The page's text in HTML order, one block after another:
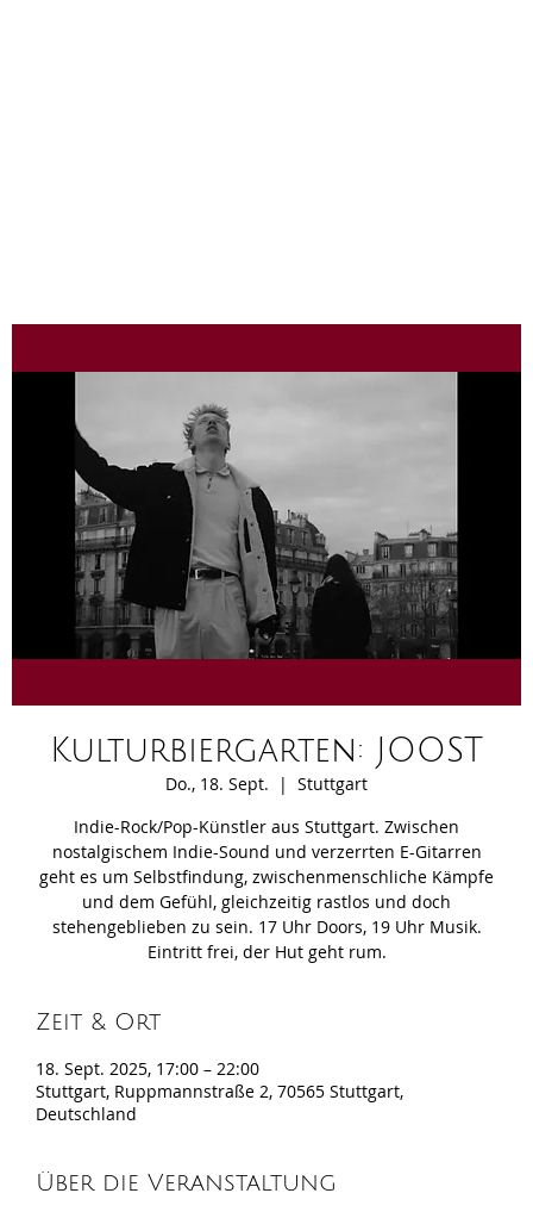
Kulturbiergarten: JOOST
Do., 18. Sept.
  |
Stuttgart
Indie-Rock/Pop-Künstler aus Stuttgart. Zwischen
nostalgischem Indie-Sound und verzerrten E-Gitarren
geht es um Selbstfindung, zwischenmenschliche Kämpfe
und dem Gefühl, gleichzeitig rastlos und doch
stehengeblieben zu sein. 17 Uhr Doors, 19 Uhr Musik.
Eintritt frei, der Hut geht rum.
Zeit & Ort
18. Sept. 2025, 17:00 – 22:00
Stuttgart, Ruppmannstraße 2, 70565 Stuttgart,
Deutschland
Über die Veranstaltung